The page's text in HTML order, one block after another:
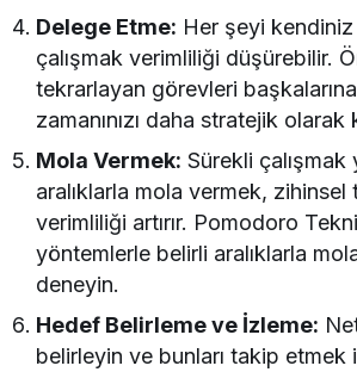
Delege Etme: Her şeyi
çalışmak verimliliği düşürebilir.
tekrarlayan görevleri
zamanınızı daha stratejik
Mola Vermek: Sürekli çalışmak
aralıklarla mola vermek,
verimliliği artırır. Pomodoro
yöntemlerle belirli aralıklarla
deneyin.
Hedef Belirleme ve İzleme:
belirleyin ve bunları takip etmek